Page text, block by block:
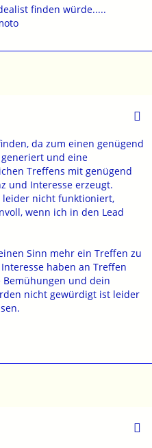
finden würde.....
da zum einen genügend
und eine
Treffens mit genügend
und Interesse erzeugt.
leider nicht funktioniert,
wenn ich in den Lead
Sinn mehr ein Treffen zu
haben an Treffen
und dein
nicht gewürdigt ist leider